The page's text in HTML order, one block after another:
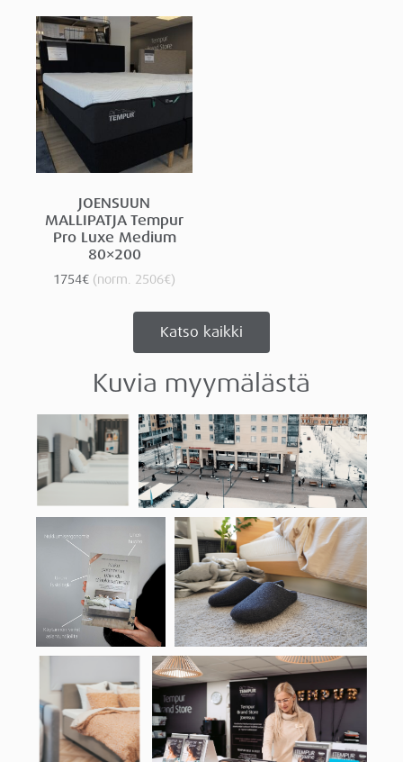
JOENSUUN
MALLIPATJA Tempur
Pro Luxe Medium
80×200
1754€ (norm. 2506€)
Katso kaikki
Kuvia myymälästä